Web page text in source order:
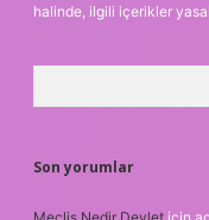
halinde, ilgili içerikler
Son yorumlar